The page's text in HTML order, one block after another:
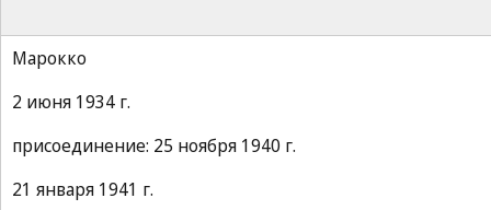
Марокко
2 июня 1934 г.
присоединение: 25 ноября 1940 г.
21 января 1941 г.